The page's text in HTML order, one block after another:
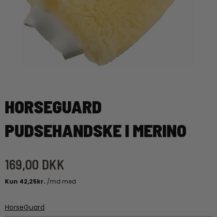
HORSEGUARD
PUDSEHANDSKE I MERINO
169,00 DKK
HorseGuard